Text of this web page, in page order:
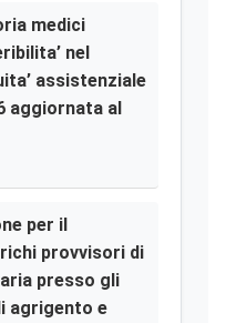
medici
nel
assistenziale
aggiornata al
per il
provvisori di
presso gli
agrigento e